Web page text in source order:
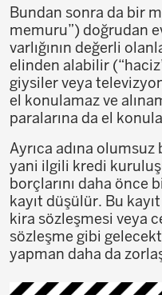
Bundan sonra da bir
memuru”) doğrudan
varlığının değerli
elinden alabilir
giysiler veya
el konulamaz ve
paralarına da el
Ayrıca adına olumsuz
yani ilgili kredi
borçlarını daha önce
kayıt düşülür. Bu
kira sözleşmesi veya
sözleşme gibi
yapman daha da